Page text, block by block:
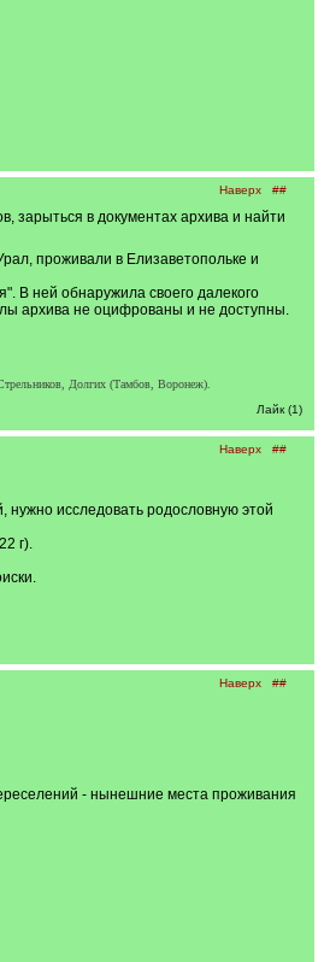
Наверх ##
в документах архива и найти
проживали в Елизаветопольке и
В ней обнаружила своего далекого
архива не оцифрованы и не доступны.
Долгих (Тамбов, Воронеж).
Лайк (1)
Наверх ##
исследовать родословную этой
г).
Наверх ##
- нынешние места проживания